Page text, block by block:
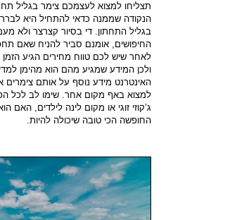
תצליחו למצוא לעצמכם צימר בגליל
הנקודה שממנה כדאי להתחיל היא
בגליל התחתון. די בסיור קצרצר ולא
החיפושים, אומנם סביר להניח שאם
לאחר שיש לכם טווח מחירים הגיע
ולכן המידע שמגיע מהם הוא מהימן
האינטרנט מידע נוסף על אותם צימרים
למצוא באף מקום אחר. שימו לב לכל
ג’קוזי זוגי או מקום לינה לילדים,
החופשה הכי טובה שיכולה להיות.